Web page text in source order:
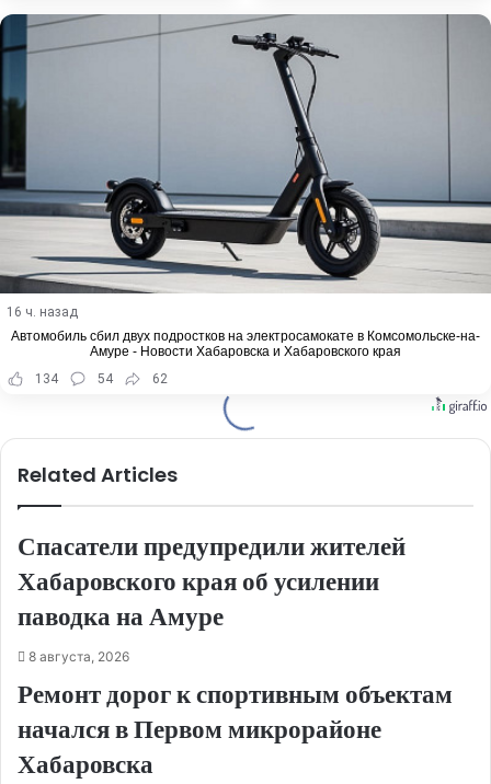
16 ч. назад
Автомобиль сбил двух подростков на электросамокате в Комсомольске-на-
Амуре - Новости Хабаровска и Хабаровского края
134
54 62
Related Articles
Спасатели предупредили жителей
Хабаровского края об усилении
паводка на Амуре
8 августа, 2026
Ремонт дорог к спортивным объектам
начался в Первом микрорайоне
Хабаровска